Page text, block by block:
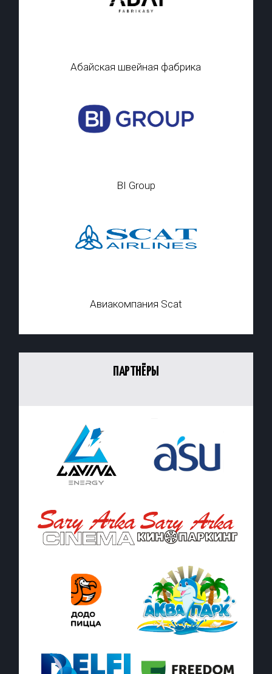
Абайская швейная фабрика
BI Group
Авиакомпания Scat
ПАРТНЁРЫ